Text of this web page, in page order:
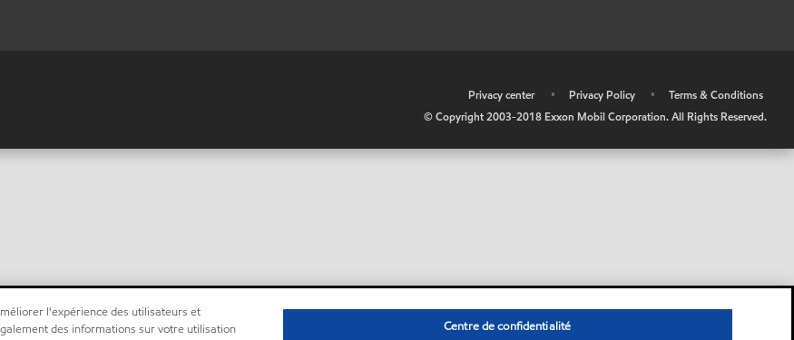
Privacy center • Privacy Policy •
Terms & Conditions
© Copyright 2003-2018 Exxon Mobil Corporation. All Rights Reserved.
l'expérience des utilisateurs et
des informations sur votre utilisation
Centre de confidentialité